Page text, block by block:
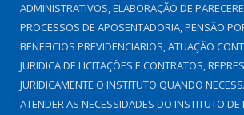
ADMINISTRATIVOS, ELABORAÇÃO DE
PROCESSOS DE APOSENTADORIA, PENSÃO
BENEFICIOS PREVIDENCIARIOS, ATUAÇÃO
JURIDICA DE LICITAÇÕES E CONTRATOS,
JURIDICAMENTE O INSTITUTO QUANDO
ATENDER AS NECESSIDADES DO INSTITUTO DE